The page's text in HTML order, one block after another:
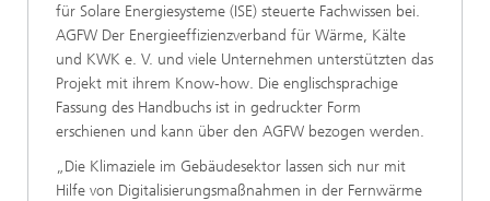
für Solare Energiesysteme (ISE) steuerte Fachwissen bei.
AGFW Der Energieeffizienzverband für Wärme, Kälte
und KWK e. V. und viele Unternehmen unterstützten das
Projekt mit ihrem Know-how. Die englischsprachige
Fassung des Handbuchs ist in gedruckter Form
erschienen und kann über den AGFW bezogen werden.
„Die Klimaziele im Gebäudesektor lassen sich nur mit
Hilfe von Digitalisierungsmaßnahmen in der Fernwärme